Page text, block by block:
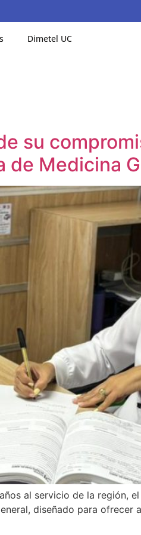
Dimetel UC
su
de Medicina
al servicio de la región,
diseñado para ofrecer